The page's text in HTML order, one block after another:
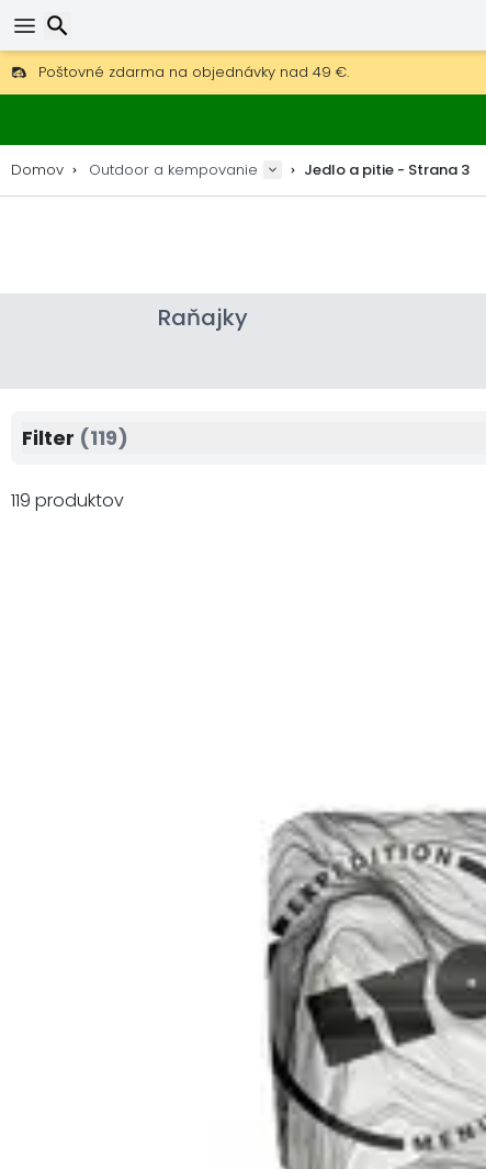
Poštovné zdarma na objednávky nad 49 €.
30 dní na vrátenie, 90 dní na drevené mapy a dekorácie.
Najlepšie ceny na outdoor vybavenie a doplnky.
Domov Outdoor a kempovanie Jedlo a pitie - Strana 3
Raňajky
119 produktov
Filter (119)